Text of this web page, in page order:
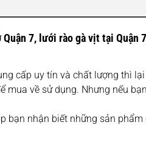
7, lưới rào gà vịt tại Quận
cấp uy tín và chất lượng thì
mua về sử dụng. Nhưng nếu
bạn nhận biết những sản